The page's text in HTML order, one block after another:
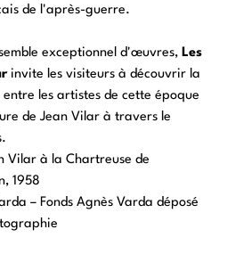
de l'après-guerre.
exceptionnel d'œuvres, Les
invite les visiteurs à découvrir la
entre les artistes de cette époque
de Jean Vilar à travers le
Vilar à la Chartreuse de
1958
– Fonds Agnès Varda déposé